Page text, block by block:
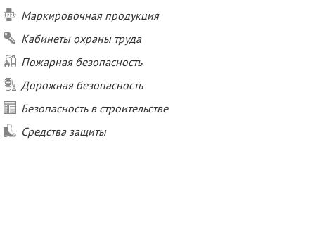
Маркировочная продукция
Кабинеты охраны труда
Пожарная безопасность
Дорожная безопасность
Безопасность в строительстве
Средства защиты